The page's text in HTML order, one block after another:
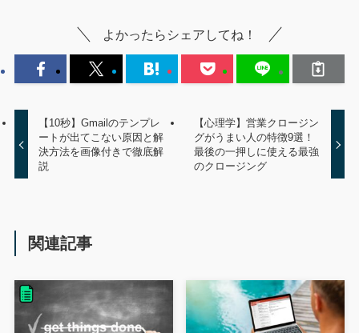
よかったらシェアしてね！
【10秒】Gmailのテンプレ
ートが出てこない原因と解
決方法を画像付きで徹底解
説
【心理学】営業クロージン
グがうまい人の特徴9選！
最後の一押しに使える最強
のクロージング
関連記事